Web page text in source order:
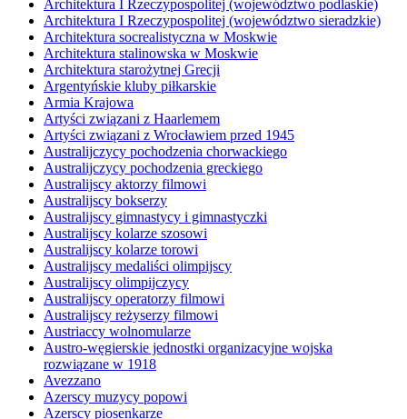
Architektura I Rzeczypospolitej (województwo podlaskie)
Architektura I Rzeczypospolitej (województwo sieradzkie)
Architektura socrealistyczna w Moskwie
Architektura stalinowska w Moskwie
Architektura starożytnej Grecji
Argentyńskie kluby piłkarskie
Armia Krajowa
Artyści związani z Haarlemem
Artyści związani z Wrocławiem przed 1945
Australijczycy pochodzenia chorwackiego
Australijczycy pochodzenia greckiego
Australijscy aktorzy filmowi
Australijscy bokserzy
Australijscy gimnastycy i gimnastyczki
Australijscy kolarze szosowi
Australijscy kolarze torowi
Australijscy medaliści olimpijscy
Australijscy olimpijczycy
Australijscy operatorzy filmowi
Australijscy reżyserzy filmowi
Austriaccy wolnomularze
Austro-węgierskie jednostki organizacyjne wojska
rozwiązane w 1918
Avezzano
Azerscy muzycy popowi
Azerscy piosenkarze